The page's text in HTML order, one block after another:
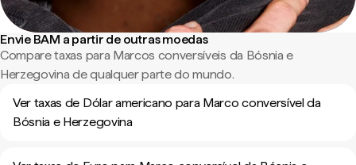
Envie BAM a partir de outras moedas
Compare taxas para Marcos conversíveis da Bósnia e
Herzegovina de qualquer parte do mundo.
Ver taxas de Dólar americano para Marco conversível da
Bósnia e Herzegovina